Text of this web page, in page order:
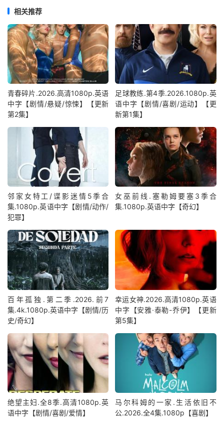
相关推荐
青春碎片.2026.高清1080p.英语
中字【剧情/悬疑/惊悚】【更新
第2集】
足球教练.第4季.2026.1080p.英
语中字【剧情/喜剧/运动】【更
新第1集】
邻家女特工/谍影迷情5季合
集.1080p.英语中字【剧情/动作/
犯罪】
女巫前线.塞勒姆要塞3季合
集.1080p.英语中字【奇幻】
百年孤独.第二季.2026.前7
集.4k.1080p.英语中字【剧情/历
史/奇幻】
幸运女神.2026.高清1080p.英语
中字【安雅·泰勒-乔伊】【更新
第5集】
绝望主妇.全8季.高清1080p.英
语中字【剧情/喜剧/爱情】
马尔科姆的一家.生活依旧不
公.2026.全4集.1080p【喜剧】